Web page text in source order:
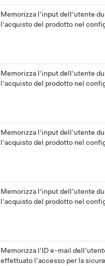
Memorizza l'input dell'utente
l'acquisto del prodotto nel
Memorizza l'input dell'utente
l'acquisto del prodotto nel
Memorizza l'input dell'utente
l'acquisto del prodotto nel
Memorizza l'input dell'utente
l'acquisto del prodotto nel
Memorizza l'ID e-mail
effettuato l'accesso per la